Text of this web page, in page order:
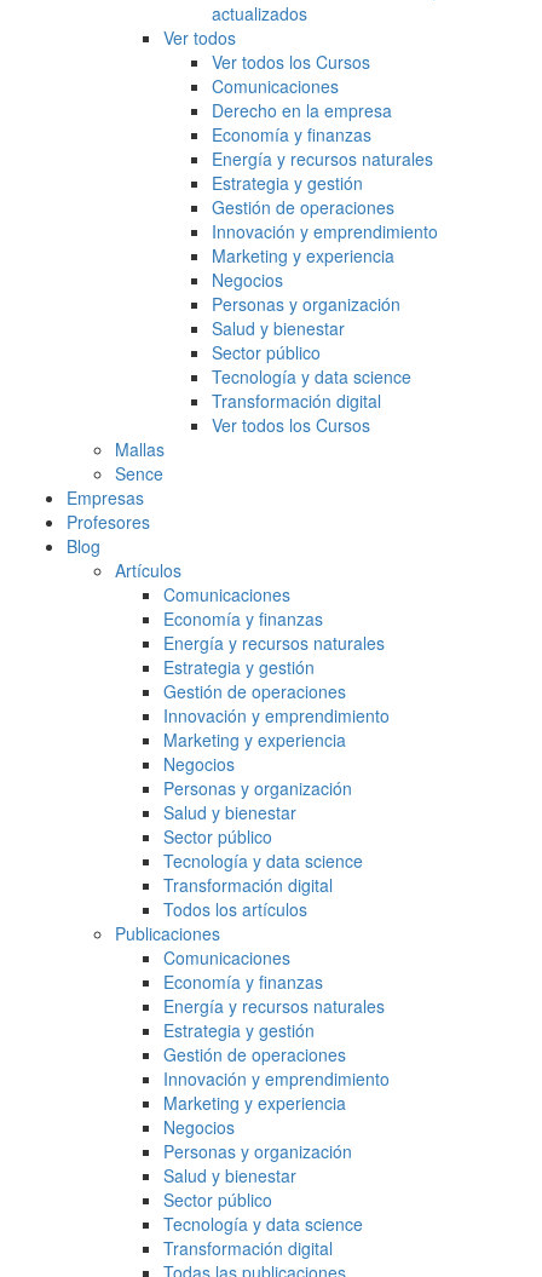
actualizados
Ver todos
Ver todos los Cursos
Comunicaciones
Derecho en la empresa
Economía y finanzas
Energía y recursos naturales
Estrategia y gestión
Gestión de operaciones
Innovación y emprendimiento
Marketing y experiencia
Negocios
Personas y organización
Salud y bienestar
Sector público
Tecnología y data science
Transformación digital
Ver todos los Cursos
Mallas
Sence
Empresas
Profesores
Blog
Artículos
Comunicaciones
Economía y finanzas
Energía y recursos naturales
Estrategia y gestión
Gestión de operaciones
Innovación y emprendimiento
Marketing y experiencia
Negocios
Personas y organización
Salud y bienestar
Sector público
Tecnología y data science
Transformación digital
Todos los artículos
Publicaciones
Comunicaciones
Economía y finanzas
Energía y recursos naturales
Estrategia y gestión
Gestión de operaciones
Innovación y emprendimiento
Marketing y experiencia
Negocios
Personas y organización
Salud y bienestar
Sector público
Tecnología y data science
Transformación digital